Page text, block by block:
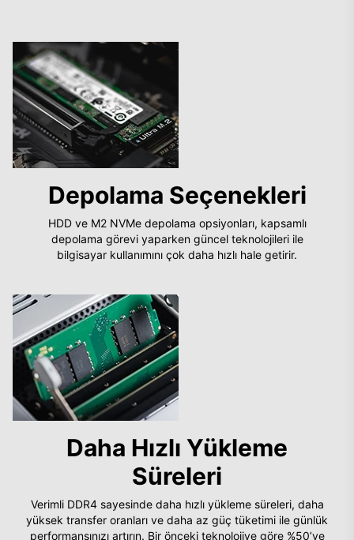
Depolama Seçenekleri
HDD ve M2 NVMe depolama opsiyonları, kapsamlı
depolama görevi yaparken güncel teknolojileri ile
bilgisayar kullanımını çok daha hızlı hale getirir.
Daha Hızlı Yükleme
Süreleri
Verimli DDR4 sayesinde daha hızlı yükleme süreleri, daha
yüksek transfer oranları ve daha az güç tüketimi ile günlük
performansınızı artırın. Bir önceki teknolojiye göre %50’ye